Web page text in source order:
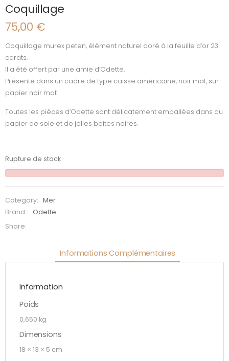
Coquillage
75,00 €
Coquillage murex peten, élément naturel doré à la feuille d’or 23
carats.
Il a été offert par une amie d’Odette.
Présenté dans un cadre de type caisse américaine, noir mat, sur
papier noir mat
Toutes les pièces d’Odette sont délicatement emballées dans du
papier de soie et de jolies boites noires.
Rupture de stock
Category:
Mer
Brand :
Odette
Share:
Informations Complémentaires
Information
Poids
0,650 kg
Dimensions
18 × 13 × 5 cm